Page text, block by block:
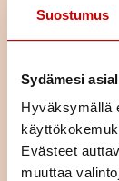
Suostumus
Sydämesi
Hyväksymällä
Evästeet
muuttaa
yhdessä
Osa kursseista
Voit tulla kurssille
Kurssimme ovat
kursseille